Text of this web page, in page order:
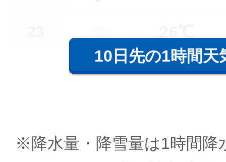
10日先の1時間天
※降水量・降雪量は1時間降